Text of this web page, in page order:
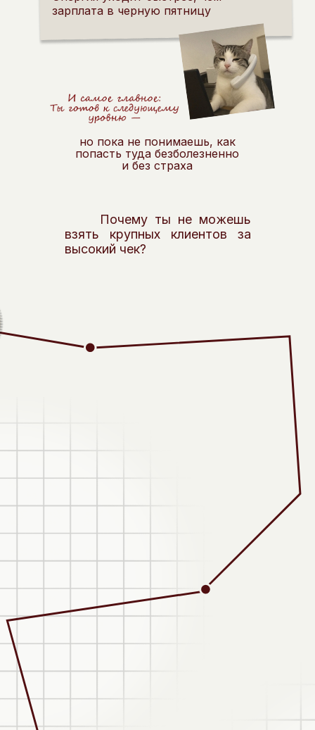
зарплата в черную пятницу
но пока не понимаешь, как
попасть туда безболезненно
и без страха
Почему ты не можешь
взять крупных клиентов за
высокий чек?